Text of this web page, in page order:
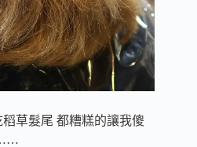
草髮尾 都糟糕的讓我傻